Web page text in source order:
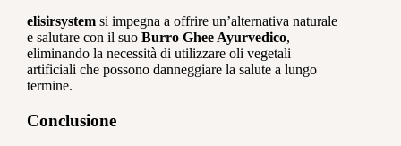
elisirsystem si impegna a offrire un’alternativa naturale
e salutare con il suo Burro Ghee Ayurvedico,
eliminando la necessità di utilizzare oli vegetali
artificiali che possono danneggiare la salute a lungo
termine.
Conclusione